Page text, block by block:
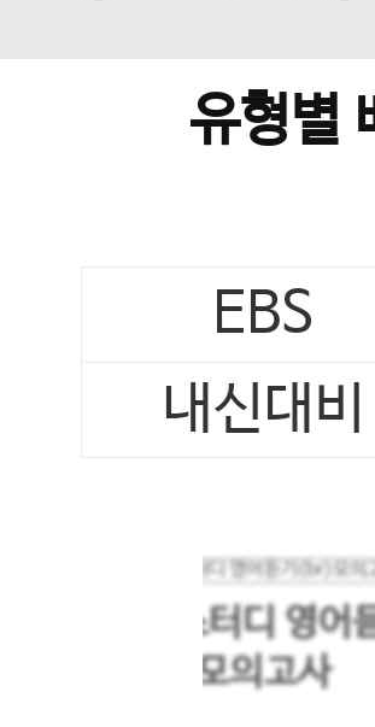
유형별
EBS
내신대비
메가스터디 영어
모의고사